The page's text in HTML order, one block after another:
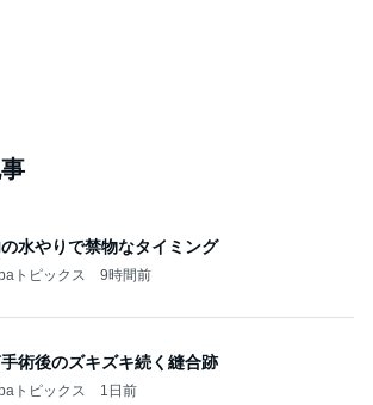
水やりで禁物なタイミング
トピックス 9時間前
術後のズキズキ続く縫合跡
トピックス 1日前